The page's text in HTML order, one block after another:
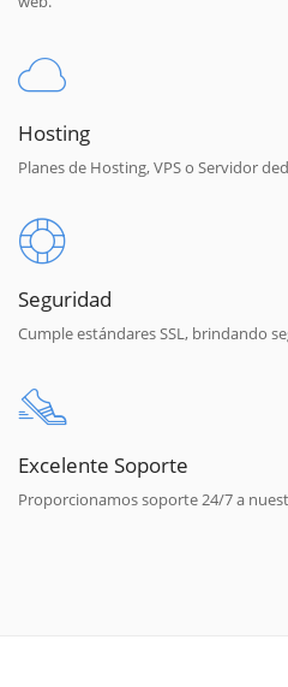
Hosting
Planes de Hosting, VPS o Servidor
Seguridad
Cumple estándares SSL, brindando
Excelente Soporte
Proporcionamos soporte 24/7 a